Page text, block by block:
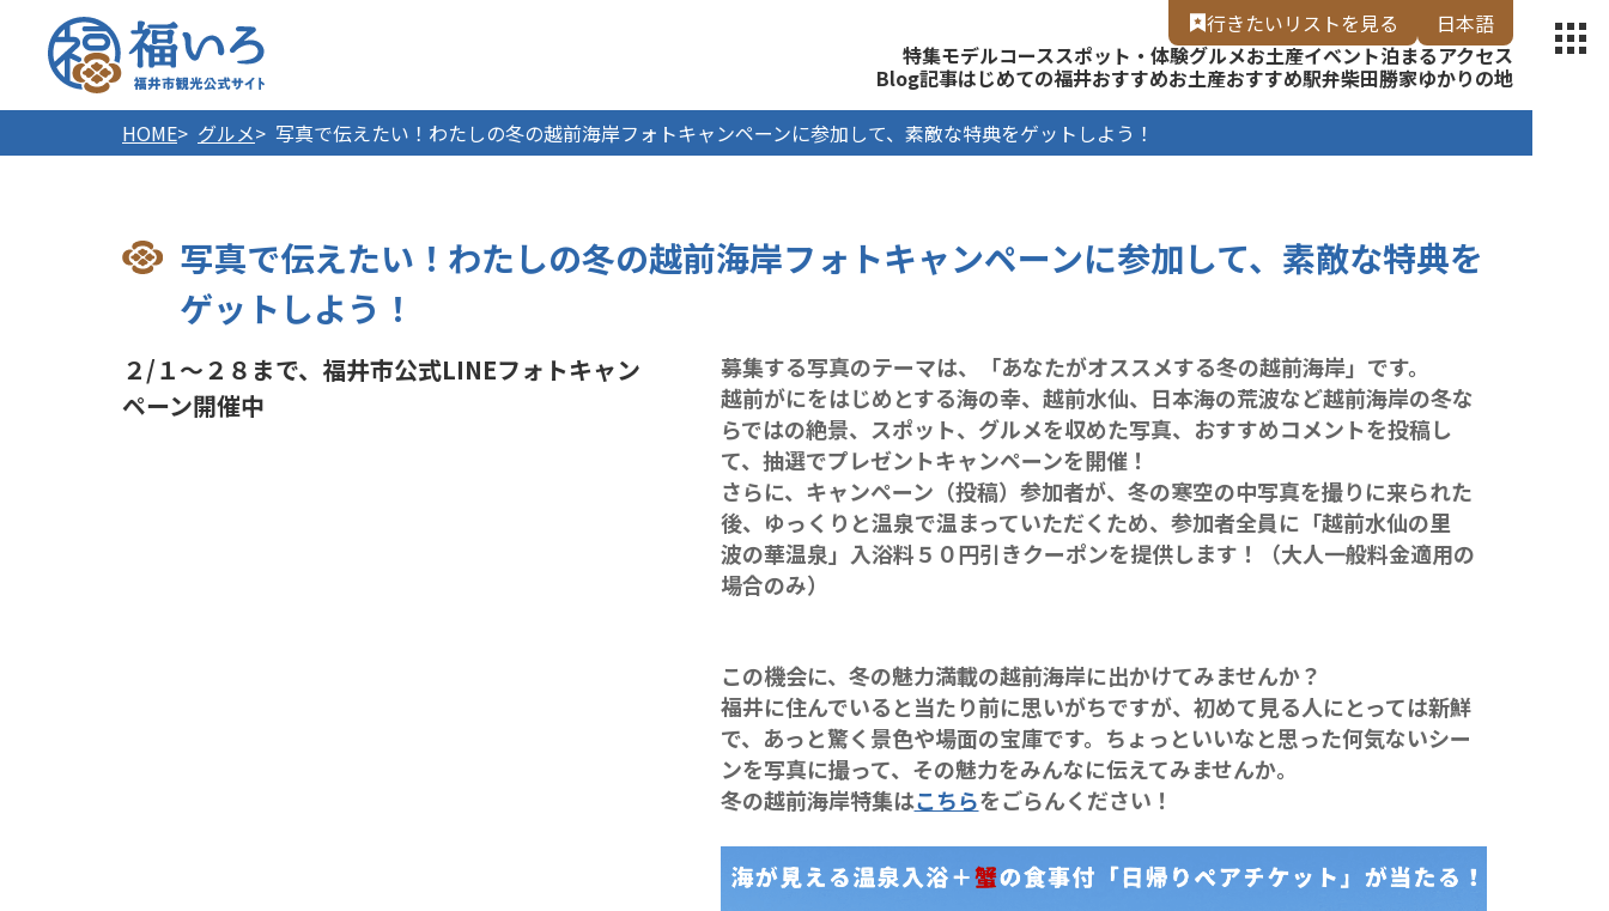
福井市観光公式サイト【福いろ】
行きたいリストを見る
日本語
English
特集モデルコーススポット・体験グルメお土産イベント泊まるアクセス
Blog記事はじめての福井おすすめお土産おすすめ駅弁柴田勝家ゆかりの地
HOME グルメ 写真で伝えたい！わたしの冬の越前海岸フォトキャンペーンに参加して、素敵な特典をゲットしよう！
写真で伝えたい！わたしの冬の越前海岸フォトキャンペーンに参加して、素敵な特典を
ゲットしよう！
２/１～２８まで、福井市公式LINEフォトキャン
ペーン開催中
募集する写真のテーマは、「あなたがオススメする冬の越前海岸」です。
越前がにをはじめとする海の幸、越前水仙、日本海の荒波など越前海岸の冬な
らではの絶景、スポット、グルメを収めた写真、おすすめコメントを投稿し
て、抽選でプレゼントキャンペーンを開催！
さらに、キャンペーン（投稿）参加者が、冬の寒空の中写真を撮りに来られた
後、ゆっくりと温泉で温まっていただくため、参加者全員に「越前水仙の里
波の華温泉」入浴料５０円引きクーポンを提供します！（大人一般料金適用の
場合のみ）
この機会に、冬の魅力満載の越前海岸に出かけてみませんか？
福井に住んでいると当たり前に思いがちですが、初めて見る人にとっては新鮮
で、あっと驚く景色や場面の宝庫です。ちょっといいなと思った何気ないシー
ンを写真に撮って、その魅力をみんなに伝えてみませんか。
冬の越前海岸特集はこちらをごらんください！